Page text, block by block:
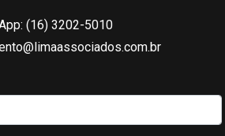
(16) 3202-5010